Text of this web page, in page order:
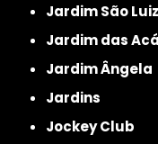
Jardim São Luiz
Jardim das
Jardim Ângela
Jardins
Jockey Club